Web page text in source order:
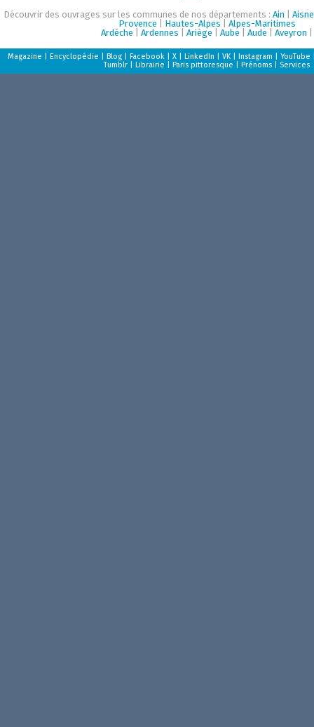
Découvrir des ouvrages sur les communes de nos départements : Ain
Aisne
Provence
Hautes-Alpes
Alpes-Maritimes
Ardèche
Ardennes Ariège Aube Aude Aveyron
Magazine Encyclopédie Blog Facebook X LinkedIn VK Instagram YouTube
Tumblr
Librairie Paris pittoresque Prénoms Services